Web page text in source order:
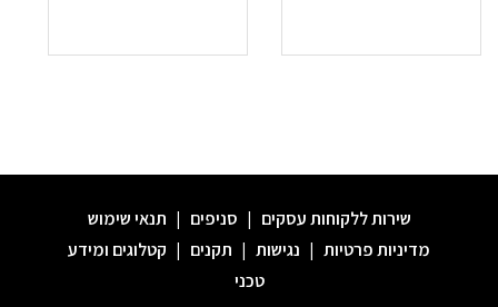
שירות ללקוחות עסקים | סניפים | תנאי שימוש
מדיניות פרטיות | נגישות | תקנים | קטלוגים ומידע
טכני